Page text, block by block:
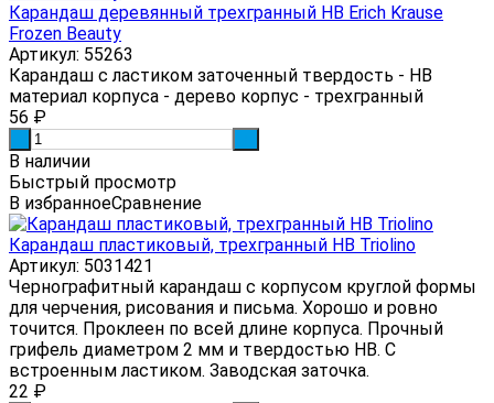
Карандаш деревянный трехгранный HB Erich Krause
Frozen Beauty
Артикул: 55263
Карандаш с ластиком заточенный твердость - HB
материал корпуса - дерево корпус - трехгранный
56 ₽
В наличии
Быстрый просмотр
В избранноеСравнение
Карандаш пластиковый, трехгранный HB Triolino
Артикул: 5031421
Чернографитный карандаш с корпусом круглой формы
для черчения, рисования и письма. Хорошо и ровно
точится. Проклеен по всей длине корпуса. Прочный
грифель диаметром 2 мм и твердостью HB. С
встроенным ластиком. Заводская заточка.
22 ₽